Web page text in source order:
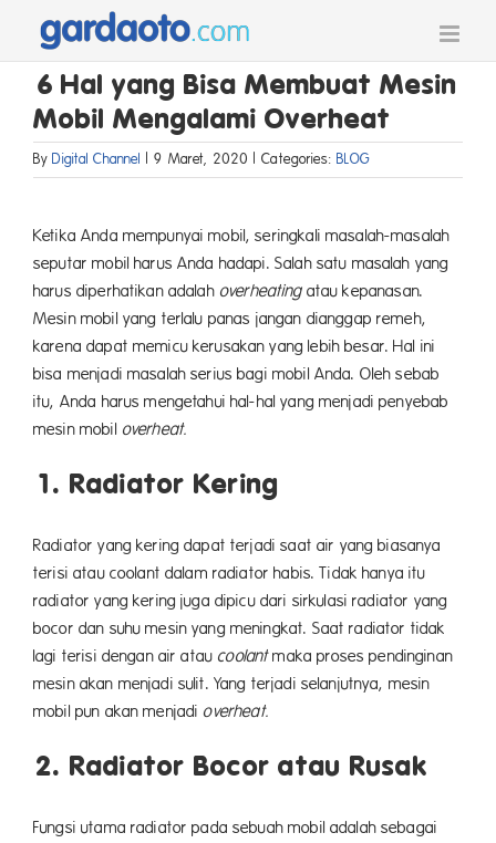
content
6 Hal yang Bisa Membuat Mesin
Mobil Mengalami Overheat
By Digital Channel | 9 Maret, 2020 | Categories: BLOG
Ketika Anda mempunyai mobil, seringkali masalah-masalah
seputar mobil harus Anda hadapi. Salah satu masalah yang
harus diperhatikan adalah overheatingatau kepanasan.
Mesin mobil yang terlalu panas jangan dianggap remeh,
karena dapat memicu kerusakan yang lebih besar. Hal ini
bisa menjadi masalah serius bagi mobil Anda. Oleh sebab
itu, Anda harus mengetahui hal-hal yang menjadi penyebab
mesin mobil overheat.
1. Radiator Kering
Radiator yang kering dapat terjadi saat air yang biasanya
terisi atau coolant dalam radiator habis. Tidak hanya itu
radiator yang kering juga dipicu dari sirkulasi radiator yang
bocor dan suhu mesin yang meningkat. Saat radiator tidak
lagi terisi dengan air atau coolantmaka proses pendinginan
mesin akan menjadi sulit. Yang terjadi selanjutnya, mesin
mobil pun akan menjadi overheat.
2. Radiator Bocor atau Rusak
Fungsi utama radiator pada sebuah mobil adalah sebagai